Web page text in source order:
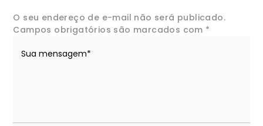
O seu endereço de e-mail não será publicado.
Campos obrigatórios são marcados com *